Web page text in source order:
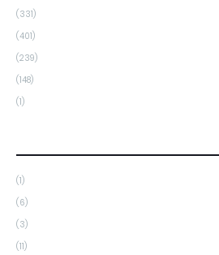
(331)
(401)
(239)
(148)
(1)
(1)
(6)
(3)
(11)